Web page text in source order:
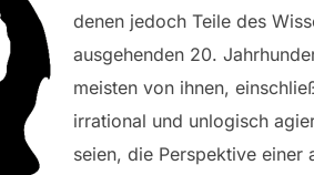
denen jedoch Teile des
ausgehenden 20.
meisten von ihnen,
irrational und unlogisch
seien, die Perspektive einer